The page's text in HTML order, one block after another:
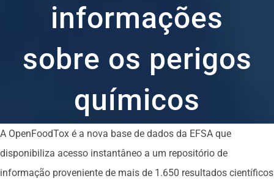
informações
sobre os perigos
químicos
A OpenFoodTox é a nova base de dados da EFSA que
disponibiliza acesso instantâneo a um repositório de
informação proveniente de mais de 1.650 resultados científicos